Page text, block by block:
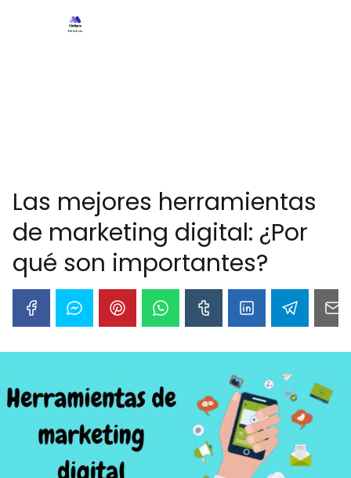
Las mejores herramientas
de marketing digital: ¿Por
qué son importantes?